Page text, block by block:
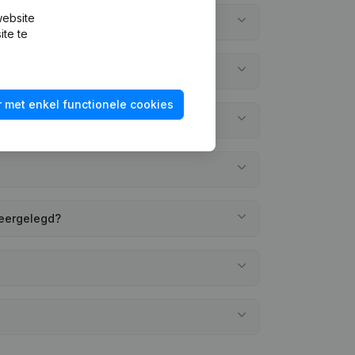
te
met enkel functionele cookies